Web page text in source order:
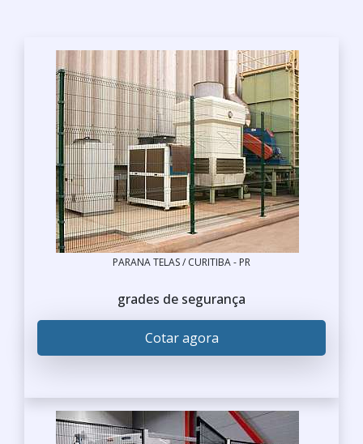
PARANA TELAS / CURITIBA - PR
grades de segurança
Cotar agora